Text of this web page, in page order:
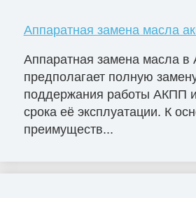
Аппаратная замена масла
Аппаратная замена масла
предполагает полную
поддержания работы АКПП
срока её эксплуатации. К
преимуществ...